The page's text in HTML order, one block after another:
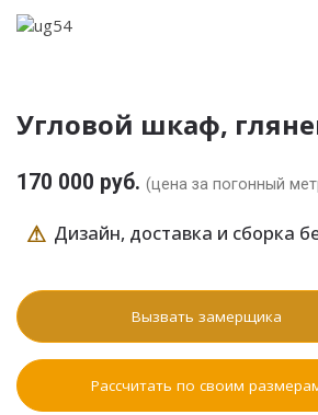
Угловой шкаф,
170 000 руб. (цена за погонный
⚠ Дизайн, доставка и сборка
Вызвать замерщика
Рассчитать по своим